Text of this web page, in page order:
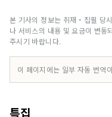
는 곳으로,
야마나카호
겐 신사, 가
사와 같은
소로 유명
본 기사의 정보는 취재・집필 당
나 서비스의 내용 및 요금이 변동
주시기 바랍니다.
이 페이지에는 일부 자동 번역
특집